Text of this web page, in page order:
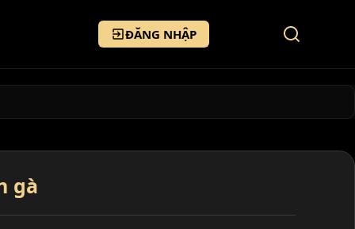
ĐĂNG NHẬP
gà